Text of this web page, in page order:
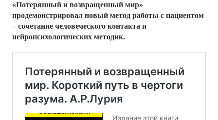
«Потерянный и возвращенный мир»
продемонстрировал новый метод работы с пациентом
– сочетание человеческого контакта и
нейропсихологических методик.